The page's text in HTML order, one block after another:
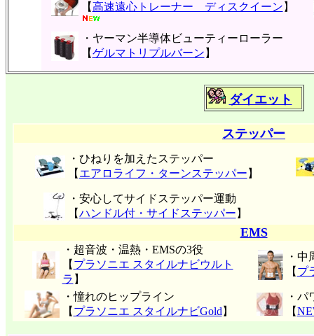
【高速遠心トレーナー ディスクイーン 】
・ヤーマン半導体ビューティーローラー
【ゲルマトリプルバーン 】
ダイエット
ステッパー
・ひねりを加えたステッパー
【 エアロライフ・ターンステッパー 】
・安心してサイドステッパー運動
【ハンドル付・サイドステッパー 】
EMS
・超音波・温熱・EMSの3役
【 プラソニエ スタイルナビウルト
ラ 】
・
【 プ
・憧れのヒップライン
【 プラソニエ スタイルナビGold 】
・
【